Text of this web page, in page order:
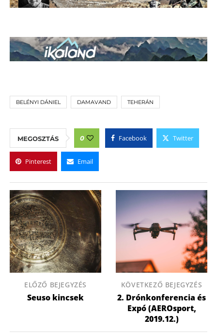
BELÉNYI DÁNIEL DAMAVAND TEHERÁN
MEGOSZTÁS 0 Facebook Twitter
Pinterest Email
ELŐZŐ BEJEGYZÉS
Seuso kincsek
KÖVETKEZŐ BEJEGYZÉS
2. Drónkonferencia és
Expó (AEROsport,
2019.12.)